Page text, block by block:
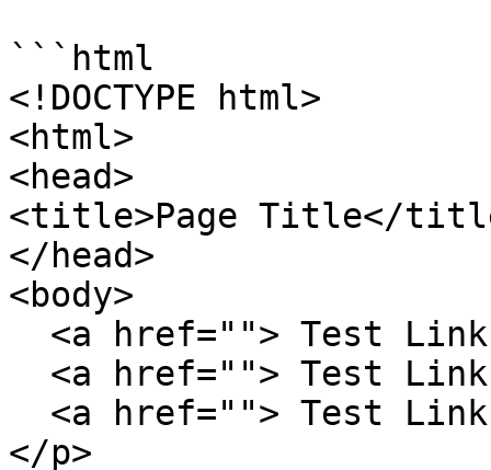
```html
<!DOCTYPE html>
<html>
<head>
<title>Page Title</
</head>
<body>
</p>